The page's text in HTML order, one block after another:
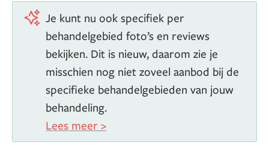
Je kunt nu ook specifiek per
behandelgebied foto’s en reviews
bekijken. Dit is nieuw, daarom zie je
misschien nog niet zoveel aanbod bij de
specifieke behandelgebieden van jouw
behandeling.
Lees meer >